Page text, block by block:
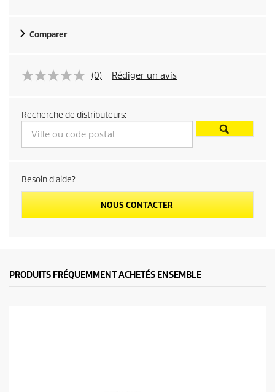
Comparer
(0) Rédiger un avis
Recherche de distributeurs:
Besoin d'aide?
NOUS CONTACTER
PRODUITS FRÉQUEMMENT ACHETÉS ENSEMBLE